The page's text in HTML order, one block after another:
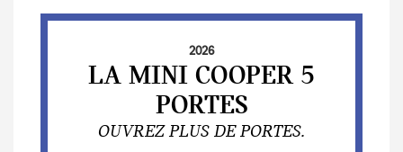
2026
LA MINI COOPER 5
PORTES
OUVREZ PLUS DE PORTES.